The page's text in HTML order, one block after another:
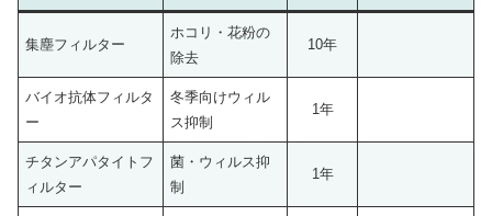
集塵フィルター
ホコリ・花粉の
除去
10年
バイオ抗体フィルタ
ー
冬季向けウィル
ス抑制
1年
チタンアパタイトフ
ィルター
菌・ウィルス抑
制
1年